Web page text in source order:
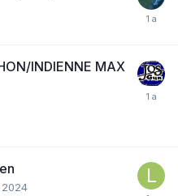
INDIENNE MAX
2024